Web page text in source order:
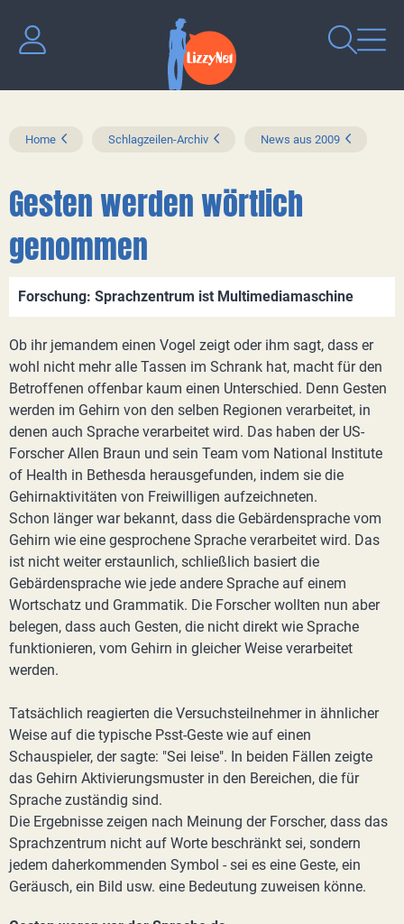
Home Schlagzeilen-Archiv News aus 2009
Gesten werden wörtlich
genommen
Forschung: Sprachzentrum ist Multimediamaschine
Ob ihr jemandem einen Vogel zeigt oder ihm sagt, dass er
wohl nicht mehr alle Tassen im Schrank hat, macht für den
Betroffenen offenbar kaum einen Unterschied. Denn Gesten
werden im Gehirn von den selben Regionen verarbeitet, in
denen auch Sprache verarbeitet wird. Das haben der US-
Forscher Allen Braun und sein Team vom National Institute
of Health in Bethesda herausgefunden, indem sie die
Gehirnaktivitäten von Freiwilligen aufzeichneten.
Schon länger war bekannt, dass die Gebärdensprache vom
Gehirn wie eine gesprochene Sprache verarbeitet wird. Das
ist nicht weiter erstaunlich, schließlich basiert die
Gebärdensprache wie jede andere Sprache auf einem
Wortschatz und Grammatik. Die Forscher wollten nun aber
belegen, dass auch Gesten, die nicht direkt wie Sprache
funktionieren, vom Gehirn in gleicher Weise verarbeitet
werden.
Tatsächlich reagierten die Versuchsteilnehmer in ähnlicher
Weise auf die typische Psst-Geste wie auf einen
Schauspieler, der sagte: "Sei leise". In beiden Fällen zeigte
das Gehirn Aktivierungsmuster in den Bereichen, die für
Sprache zuständig sind.
Die Ergebnisse zeigen nach Meinung der Forscher, dass das
Sprachzentrum nicht auf Worte beschränkt sei, sondern
jedem daherkommenden Symbol - sei es eine Geste, ein
Geräusch, ein Bild usw. eine Bedeutung zuweisen könne.